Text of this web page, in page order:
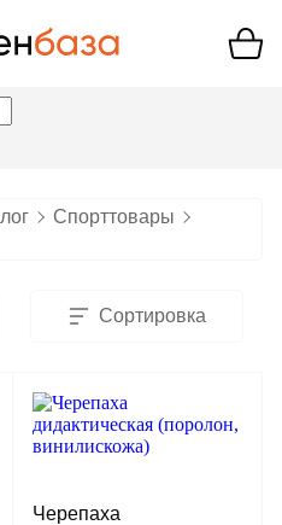
Спорттовары
Сортировка
Черепаха